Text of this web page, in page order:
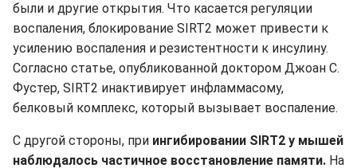
были и другие открытия. Что касается регуляции
воспаления, блокирование SIRT2 может привести к
усилению воспаления и резистентности к инсулину.
Согласно статье, опубликованной доктором Джоан С.
Фустер, SIRT2 инактивирует инфламмасому,
белковый комплекс, который вызывает воспаление.
С другой стороны, при ингибировании SIRT2 у мышей
наблюдалось частичное восстановление памяти. На